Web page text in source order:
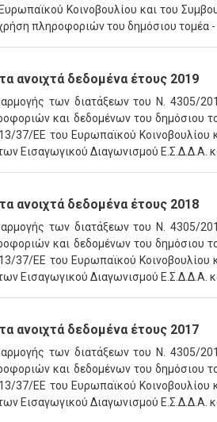
Κοινοβουλίου και του
πληροφοριών του δημόσιου τομέα
ανοιχτά δεδομένα έτους 2019
των διατάξεων του Ν. 4305/
και δεδομένων του δημόσιου
37/ΕΕ του Ευρωπαϊκού Κοινοβουλίου
Εισαγωγικού Διαγωνισμού Ε.Σ.Δ.Δ.Α.
ανοιχτά δεδομένα έτους 2018
των διατάξεων του Ν. 4305/
και δεδομένων του δημόσιου
37/ΕΕ του Ευρωπαϊκού Κοινοβουλίου
Εισαγωγικού Διαγωνισμού Ε.Σ.Δ.Δ.Α.
ανοιχτά δεδομένα έτους 2017
των διατάξεων του Ν. 4305/
και δεδομένων του δημόσιου
37/ΕΕ του Ευρωπαϊκού Κοινοβουλίου
Εισαγωγικού Διαγωνισμού Ε.Σ.Δ.Δ.Α.